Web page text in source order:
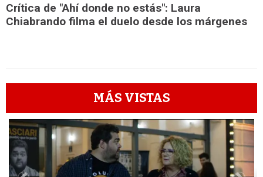
Crítica de "Ahí donde no estás": Laura
Chiabrando filma el duelo desde los márgenes
MÁS VISTAS
1